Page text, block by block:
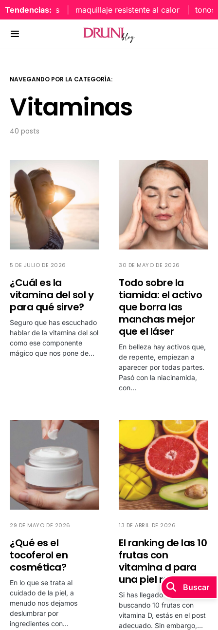
Tendencias: maquillaje resistente al calor tonos
NAVEGANDO POR LA CATEGORÍA:
Vitaminas
40 posts
5 DE JULIO DE 2026
¿Cuál es la
vitamina del sol y
para qué sirve?
Seguro que has escuchado
hablar de la vitamina del sol
como ese componente
mágico que nos pone de…
30 DE MAYO DE 2026
Todo sobre la
tiamida: el activo
que borra las
manchas mejor
que el láser
En belleza hay activos que,
de repente, empiezan a
aparecer por todas partes.
Pasó con la niacinamida,
con…
29 DE MAYO DE 2026
¿Qué es el
tocoferol en
cosmética?
En lo que se trata al
cuidado de la piel, a
menudo nos dejamos
deslumbrar por
ingredientes con…
13 DE ABRIL DE 2026
El ranking de las 10
frutas con
vitamina d para
una piel radiante
Si has llegado hasta aquí
buscando 10 frutas con
vitamina D, estás en el post
adecuado. Sin embargo,…
Buscar